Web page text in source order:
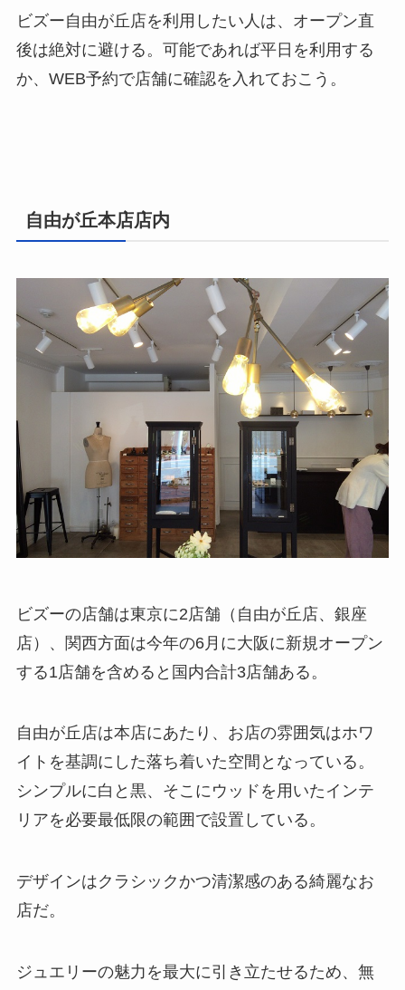
ビズー自由が丘店を利用したい人は、オープン直
後は絶対に避ける。可能であれば平日を利用する
か、WEB予約で店舗に確認を入れておこう。
自由が丘本店店内
ビズーの店舗は東京に2店舗（自由が丘店、銀座
店）、関西方面は今年の6月に大阪に新規オープン
する1店舗を含めると国内合計3店舗ある。
自由が丘店は本店にあたり、お店の雰囲気はホワ
イトを基調にした落ち着いた空間となっている。
シンプルに白と黒、そこにウッドを用いたインテ
リアを必要最低限の範囲で設置している。
デザインはクラシックかつ清潔感のある綺麗なお
店だ。
ジュエリーの魅力を最大に引き立たせるため、無